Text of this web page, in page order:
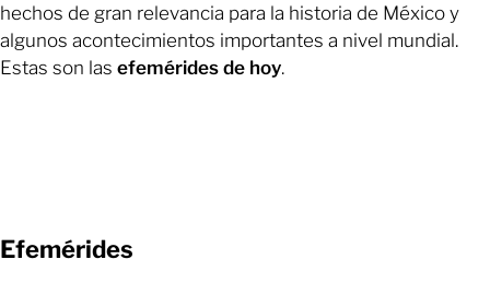
hechos de gran relevancia para la historia de México y
algunos acontecimientos importantes a nivel mundial.
Estas son las efemérides de hoy.
Efemérides